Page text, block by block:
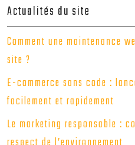
Actualités du site
Comment une maintenance
site ?
E-commerce sans code :
facilement et rapidement
Le marketing responsable :